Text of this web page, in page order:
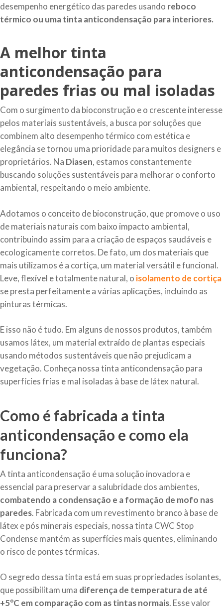
desempenho energético das paredes usando reboco
térmico ou uma tinta anticondensação para interiores.
A melhor tinta
anticondensação para
paredes frias ou mal isoladas
Com o surgimento da bioconstrução e o crescente interesse
pelos materiais sustentáveis, a busca por soluções que
combinem alto desempenho térmico com estética e
elegância se tornou uma prioridade para muitos designers e
proprietários. Na Diasen, estamos constantemente
buscando soluções sustentáveis para melhorar o conforto
ambiental, respeitando o meio ambiente.
Adotamos o conceito de bioconstrução, que promove o uso
de materiais naturais com baixo impacto ambiental,
contribuindo assim para a criação de espaços saudáveis e
ecologicamente corretos. De fato, um dos materiais que
mais utilizamos é a cortiça, um material versátil e funcional.
Leve, flexível e totalmente natural, o isolamento de cortiça
se presta perfeitamente a várias aplicações, incluindo as
pinturas térmicas.
E isso não é tudo. Em alguns de nossos produtos, também
usamos látex, um material extraído de plantas especiais
usando métodos sustentáveis que não prejudicam a
vegetação. Conheça nossa tinta anticondensação para
superfícies frias e mal isoladas à base de látex natural.
Como é fabricada a tinta
anticondensação e como ela
funciona?
A tinta anticondensação é uma solução inovadora e
essencial para preservar a salubridade dos ambientes,
combatendo a condensação e a formação de mofo nas
paredes. Fabricada com um revestimento branco à base de
látex e pós minerais especiais, nossa tinta CWC Stop
Condense mantém as superfícies mais quentes, eliminando
o risco de pontes térmicas.
O segredo dessa tinta está em suas propriedades isolantes,
que possibilitam uma diferença de temperatura de até
+5°C em comparação com as tintas normais. Esse valor